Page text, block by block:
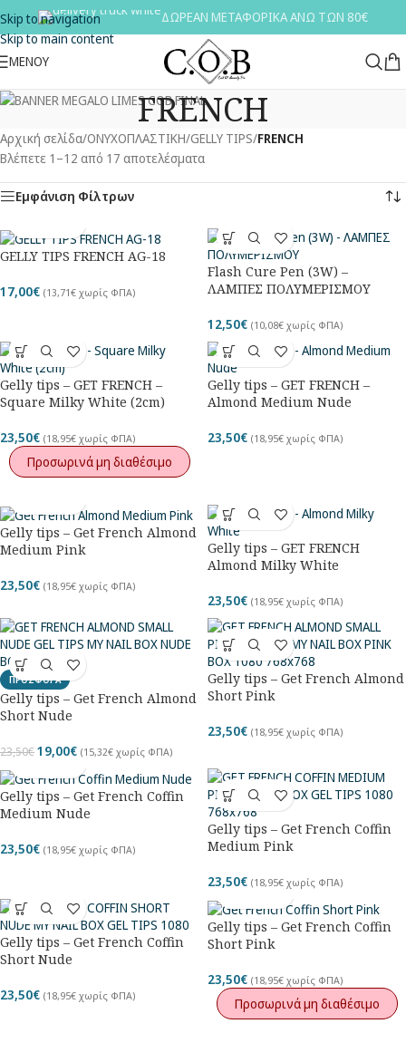
Skip to navigation
Skip to main content
ΔΩΡΕΑΝ ΜΕΤΑΦΟΡΙΚΑ ΑΝΩ ΤΩΝ 80€
ΜΕΝΟΥ
FRENCH
Αρχική σελίδα/ΟΝΥΧΟΠΛΑΣΤΙΚΗ/GELLY TIPS/FRENCH
Βλέπετε 1–12 από 17 αποτελέσματα
Εμφάνιση Φίλτρων
GELLY TIPS FRENCH AG-18
17,00€ (13,71€ χωρίς ΦΠΑ)
Flash Cure Pen (3W) –
ΛΑΜΠΕΣ ΠΟΛΥΜΕΡΙΣΜΟΥ
12,50€ (10,08€ χωρίς ΦΠΑ)
Gelly tips – GET FRENCH –
Square Milky White (2cm)
23,50€ (18,95€ χωρίς ΦΠΑ)
Προσωρινά μη διαθέσιμο
Gelly tips – GET FRENCH –
Almond Medium Nude
23,50€ (18,95€ χωρίς ΦΠΑ)
Gelly tips – Get French Almond
Medium Pink
23,50€ (18,95€ χωρίς ΦΠΑ)
Gelly tips – GET FRENCH
Almond Milky White
23,50€ (18,95€ χωρίς ΦΠΑ)
ΠΡΟΣΦΟΡΑ
Gelly tips – Get French Almond
Short Nude
23,50€19,00€ (15,32€ χωρίς ΦΠΑ)
Gelly tips – Get French Almond
Short Pink
23,50€ (18,95€ χωρίς ΦΠΑ)
Gelly tips – Get French Coffin
Medium Nude
23,50€ (18,95€ χωρίς ΦΠΑ)
Gelly tips – Get French Coffin
Medium Pink
23,50€ (18,95€ χωρίς ΦΠΑ)
Gelly tips – Get French Coffin
Short Nude
23,50€ (18,95€ χωρίς ΦΠΑ)
Gelly tips – Get French Coffin
Short Pink
23,50€ (18,95€ χωρίς ΦΠΑ)
Προσωρινά μη διαθέσιμο